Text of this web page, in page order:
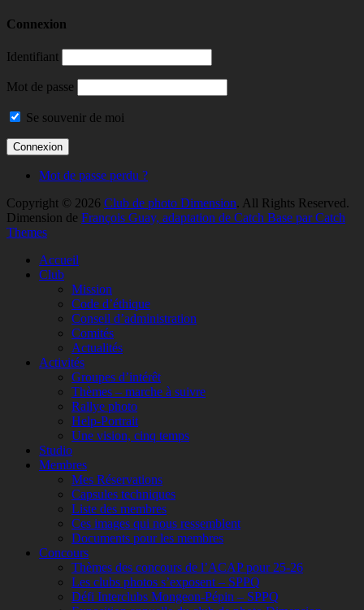
Connexion
Identifiant
Mot de passe
Se souvenir de moi
Mot de passe perdu ?
Copyright © 2026 Club de photo Dimension. All Rights Reserved.
Dimension de François Guay, adaptation de Catch Base par Catch
Themes
remonterAccueil
Club
Mission
Code d’éthique
Conseil d’administration
Comités
Actualités
Activités
Groupes d’intérêt
Thèmes – marche à suivre
Rallye photo
Help-Portrait
Une vision, cinq temps
Studio
Membres
Mes Réservations
Capsules techniques
Liste des membres
Ces images qui nous ressemblent
Documents pour les membres
Concours
Thèmes des concours de l’ACAP pour 25-26
Les clubs photos s’exposent – SPPQ
Défi Interclubs Mongeon-Pépin – SPPQ